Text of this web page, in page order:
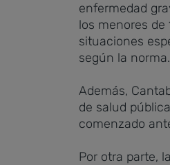
enfermedad
los menores
situaciones
según la norma.
Además,
de salud
comenzado
Por otra parte,